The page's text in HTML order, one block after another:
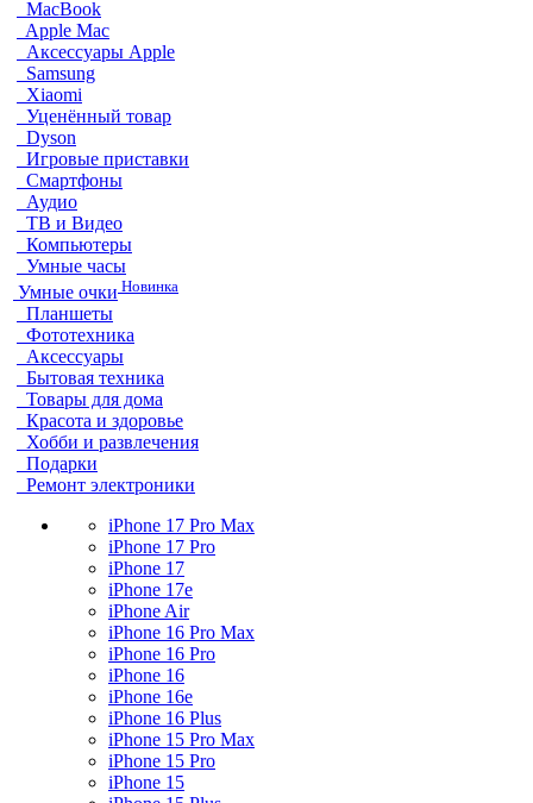
MacBook
Apple Mac
Аксессуары Apple
Samsung
Xiaomi
Уценённый товар
Dyson
Игровые приставки
Смартфоны
Аудио
ТВ и Видео
Компьютеры
Умные часы
Умные очки Новинка
Планшеты
Фототехника
Аксессуары
Бытовая техника
Товары для дома
Красота и здоровье
Хобби и развлечения
Подарки
Ремонт электроники
iPhone 17 Pro Max
iPhone 17 Pro
iPhone 17
iPhone 17e
iPhone Air
iPhone 16 Pro Max
iPhone 16 Pro
iPhone 16
iPhone 16e
iPhone 16 Plus
iPhone 15 Pro Max
iPhone 15 Pro
iPhone 15